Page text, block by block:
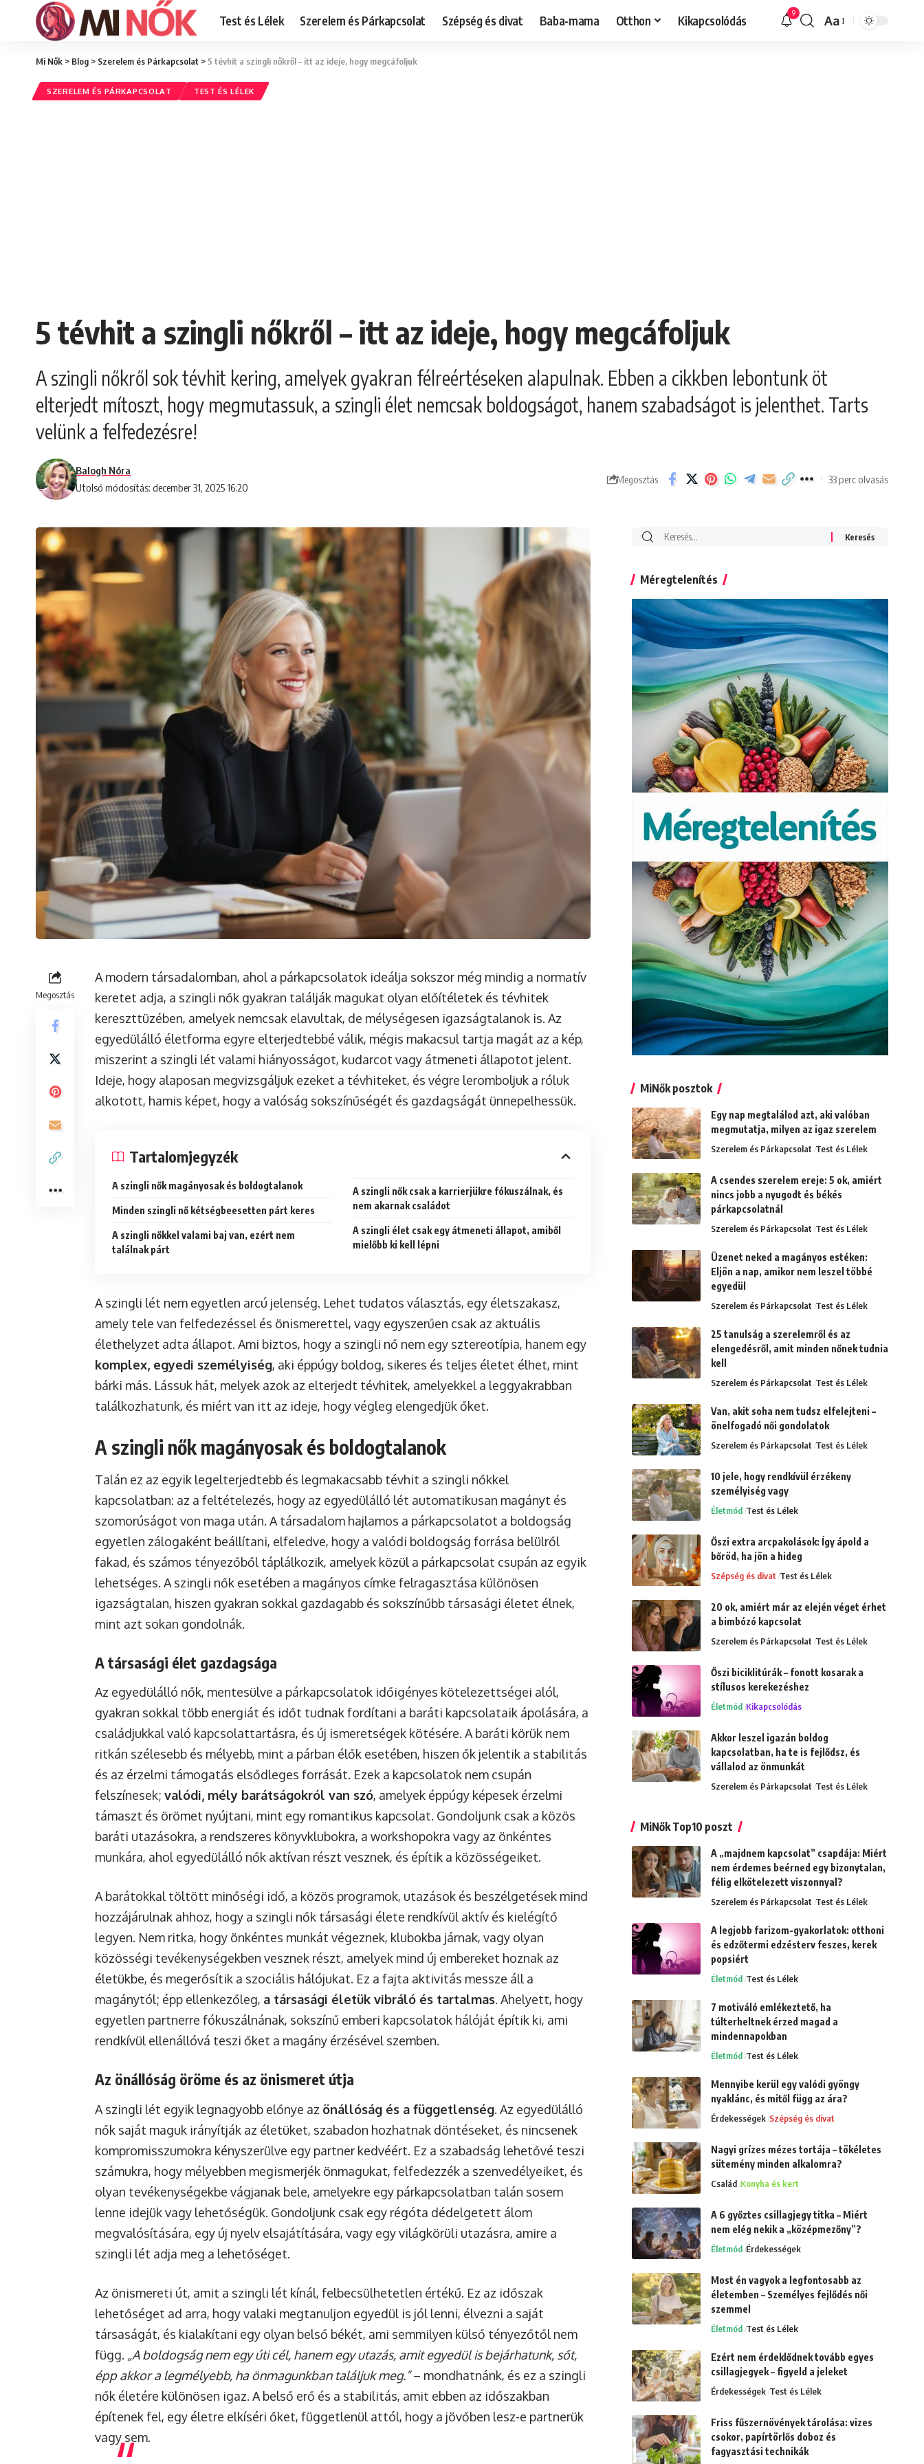
Test és Lélek Szerelem és Párkapcsolat Szépség és divat Baba-mama Otthon Kikapcsolódás 9
Font
Aa
Mi Nők > Blog > Szerelem és Párkapcsolat > 5 tévhit a szingli nőkről – itt az ideje, hogy megcáfoljuk
SZERELEM ÉS PÁRKAPCSOLAT TEST ÉS LÉLEK
5 tévhit a szingli nőkről – itt az ideje, hogy megcáfoljuk
A szingli nőkről sok tévhit kering, amelyek gyakran félreértéseken alapulnak. Ebben a cikkben lebontunk öt
elterjedt mítoszt, hogy megmutassuk, a szingli élet nemcsak boldogságot, hanem szabadságot is jelenthet. Tarts
velünk a felfedezésre!
Utolsó módosítás: december 31, 2025 16:20
Balogh Nóra
Megosztás 33 perc olvasás
Megosztás
A modern társadalomban, ahol a párkapcsolatok ideálja sokszor még mindig a normatív
keretet adja, a szingli nők gyakran találják magukat olyan előítéletek és tévhitek
kereszttüzében, amelyek nemcsak elavultak, de mélységesen igazságtalanok is. Az
egyedülálló életforma egyre elterjedtebbé válik, mégis makacsul tartja magát az a kép,
miszerint a szingli lét valami hiányosságot, kudarcot vagy átmeneti állapotot jelent.
Ideje, hogy alaposan megvizsgáljuk ezeket a tévhiteket, és végre leromboljuk a róluk
alkotott, hamis képet, hogy a valóság sokszínűségét és gazdagságát ünnepelhessük.
Tartalomjegyzék
A szingli nők magányosak és boldogtalanok
Minden szingli nő kétségbeesetten párt keres
A szingli nőkkel valami baj van, ezért nem
találnak párt
A szingli nők csak a karrierjükre fókuszálnak, és
nem akarnak családot
A szingli élet csak egy átmeneti állapot, amiből
mielőbb ki kell lépni
A szingli lét nem egyetlen arcú jelenség. Lehet tudatos választás, egy életszakasz,
amely tele van felfedezéssel és önismerettel, vagy egyszerűen csak az aktuális
élethelyzet adta állapot. Ami biztos, hogy a szingli nő nem egy sztereotípia, hanem egy
komplex, egyedi személyiség, aki éppúgy boldog, sikeres és teljes életet élhet, mint
bárki más. Lássuk hát, melyek azok az elterjedt tévhitek, amelyekkel a leggyakrabban
találkozhatunk, és miért van itt az ideje, hogy végleg elengedjük őket.
A szingli nők magányosak és boldogtalanok
Talán ez az egyik legelterjedtebb és legmakacsabb tévhit a szingli nőkkel
kapcsolatban: az a feltételezés, hogy az egyedülálló lét automatikusan magányt és
szomorúságot von maga után. A társadalom hajlamos a párkapcsolatot a boldogság
egyetlen zálogaként beállítani, elfeledve, hogy a valódi boldogság forrása belülről
fakad, és számos tényezőből táplálkozik, amelyek közül a párkapcsolat csupán az egyik
lehetséges. A szingli nők esetében a magányos címke felragasztása különösen
igazságtalan, hiszen gyakran sokkal gazdagabb és sokszínűbb társasági életet élnek,
mint azt sokan gondolnák.
A társasági élet gazdagsága
Az egyedülálló nők, mentesülve a párkapcsolatok időigényes kötelezettségei alól,
gyakran sokkal több energiát és időt tudnak fordítani a baráti kapcsolataik ápolására, a
családjukkal való kapcsolattartásra, és új ismeretségek kötésére. A baráti körük nem
ritkán szélesebb és mélyebb, mint a párban élők esetében, hiszen ők jelentik a stabilitás
és az érzelmi támogatás elsődleges forrását. Ezek a kapcsolatok nem csupán
felszínesek; valódi, mély barátságokról van szó, amelyek éppúgy képesek érzelmi
támaszt és örömet nyújtani, mint egy romantikus kapcsolat. Gondoljunk csak a közös
baráti utazásokra, a rendszeres könyvklubokra, a workshopokra vagy az önkéntes
munkára, ahol egyedülálló nők aktívan részt vesznek, és építik a közösségeiket.
A barátokkal töltött minőségi idő, a közös programok, utazások és beszélgetések mind
hozzájárulnak ahhoz, hogy a szingli nők társasági élete rendkívül aktív és kielégítő
legyen. Nem ritka, hogy önkéntes munkát végeznek, klubokba járnak, vagy olyan
közösségi tevékenységekben vesznek részt, amelyek mind új embereket hoznak az
életükbe, és megerősítik a szociális hálójukat. Ez a fajta aktivitás messze áll a
magánytól; épp ellenkezőleg, a társasági életük vibráló és tartalmas. Ahelyett, hogy
egyetlen partnerre fókuszálnának, sokszínű emberi kapcsolatok hálóját építik ki, ami
rendkívül ellenállóvá teszi őket a magány érzésével szemben.
Az önállóság öröme és az önismeret útja
A szingli lét egyik legnagyobb előnye az önállóság és a függetlenség. Az egyedülálló
nők saját maguk irányítják az életüket, szabadon hozhatnak döntéseket, és nincsenek
kompromisszumokra kényszerülve egy partner kedvéért. Ez a szabadság lehetővé teszi
számukra, hogy mélyebben megismerjék önmagukat, felfedezzék a szenvedélyeiket, és
olyan tevékenységekbe vágjanak bele, amelyekre egy párkapcsolatban talán sosem
lenne idejük vagy lehetőségük. Gondoljunk csak egy régóta dédelgetett álom
megvalósítására, egy új nyelv elsajátítására, vagy egy világkörüli utazásra, amire a
szingli lét adja meg a lehetőséget.
Az önismereti út, amit a szingli lét kínál, felbecsülhetetlen értékű. Ez az időszak
lehetőséget ad arra, hogy valaki megtanuljon egyedül is jól lenni, élvezni a saját
társaságát, és kialakítani egy olyan belső békét, ami semmilyen külső tényezőtől nem
függ. „A boldogság nem egy úti cél, hanem egy utazás, amit egyedül is bejárhatunk, sőt,
épp akkor a legmélyebb, ha önmagunkban találjuk meg.”– mondhatnánk, és ez a szingli
nők életére különösen igaz. A belső erő és a stabilitás, amit ebben az időszakban
építenek fel, egy életre elkíséri őket, függetlenül attól, hogy a jövőben lesz-e partnerük
vagy sem.
Search
Méregtelenítés
MiNők posztok
Egy nap megtalálod azt, aki valóban
megmutatja, milyen az igaz szerelem
Szerelem és Párkapcsolat Test és Lélek
A csendes szerelem ereje: 5 ok, amiért
nincs jobb a nyugodt és békés
párkapcsolatnál
Szerelem és Párkapcsolat Test és Lélek
Üzenet neked a magányos estéken:
Eljön a nap, amikor nem leszel többé
egyedül
Szerelem és Párkapcsolat Test és Lélek
25 tanulság a szerelemről és az
elengedésről, amit minden nőnek tudnia
kell
Szerelem és Párkapcsolat Test és Lélek
Van, akit soha nem tudsz elfelejteni –
önelfogadó női gondolatok
Szerelem és Párkapcsolat Test és Lélek
10 jele, hogy rendkívül érzékeny
személyiség vagy
Életmód Test és Lélek
Őszi extra arcpakolások: Így ápold a
bőröd, ha jön a hideg
Szépség és divat Test és Lélek
20 ok, amiért már az elején véget érhet
a bimbózó kapcsolat
Szerelem és Párkapcsolat Test és Lélek
Őszi biciklitúrák – fonott kosarak a
stílusos kerekezéshez
Életmód Kikapcsolódás
Akkor leszel igazán boldog
kapcsolatban, ha te is fejlődsz, és
vállalod az önmunkát
Szerelem és Párkapcsolat Test és Lélek
MiNők Top10 poszt
A „majdnem kapcsolat” csapdája: Miért
nem érdemes beérned egy bizonytalan,
félig elkötelezett viszonnyal?
Szerelem és Párkapcsolat Test és Lélek
A legjobb farizom-gyakorlatok: otthoni
és edzőtermi edzésterv feszes, kerek
popsiért
Életmód Test és Lélek
7 motiváló emlékeztető, ha
túlterheltnek érzed magad a
mindennapokban
Életmód Test és Lélek
Mennyibe kerül egy valódi gyöngy
nyaklánc, és mitől függ az ára?
Érdekességek Szépség és divat
Nagyi grízes mézes tortája – tökéletes
sütemény minden alkalomra?
Család Konyha és kert
A 6 győztes csillagjegy titka – Miért
nem elég nekik a „középmezőny”?
Életmód Érdekességek
Most én vagyok a legfontosabb az
életemben – Személyes fejlődés női
szemmel
Életmód Test és Lélek
Ezért nem érdeklődnek tovább egyes
csillagjegyek – figyeld a jeleket
Érdekességek Test és Lélek
Friss fűszernövények tárolása: vizes
csokor, papírtörlős doboz és
fagyasztási technikák